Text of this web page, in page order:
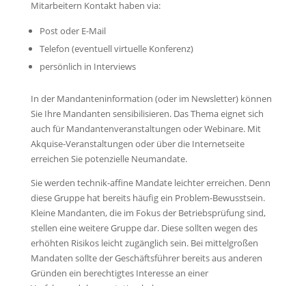
Mitarbeitern Kontakt haben via:
Post oder E-Mail
Telefon (eventuell virtuelle Konferenz)
persönlich in Interviews
In der Mandanteninformation (oder im Newsletter) können
Sie Ihre Mandanten sensibilisieren. Das Thema eignet sich
auch für Mandantenveranstaltungen oder Webinare. Mit
Akquise-Veranstaltungen oder über die Internetseite
erreichen Sie potenzielle Neumandate.
Sie werden technik-affine Mandate leichter erreichen. Denn
diese Gruppe hat bereits häufig ein Problem-Bewusstsein.
Kleine Mandanten, die im Fokus der Betriebsprüfung sind,
stellen eine weitere Gruppe dar. Diese sollten wegen des
erhöhten Risikos leicht zugänglich sein. Bei mittelgroßen
Mandaten sollte der Geschäftsführer bereits aus anderen
Gründen ein berechtigtes Interesse an einer